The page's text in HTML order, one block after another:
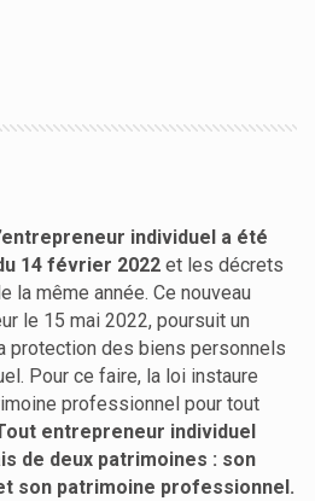
individuel a été
14 février 2022 et les décrets
la même année. Ce nouveau
le 15 mai 2022, poursuit un
protection des biens personnels
Pour ce faire, la loi instaure
professionnel pour tout
entrepreneur individuel
de deux patrimoines : son
son patrimoine professionnel.